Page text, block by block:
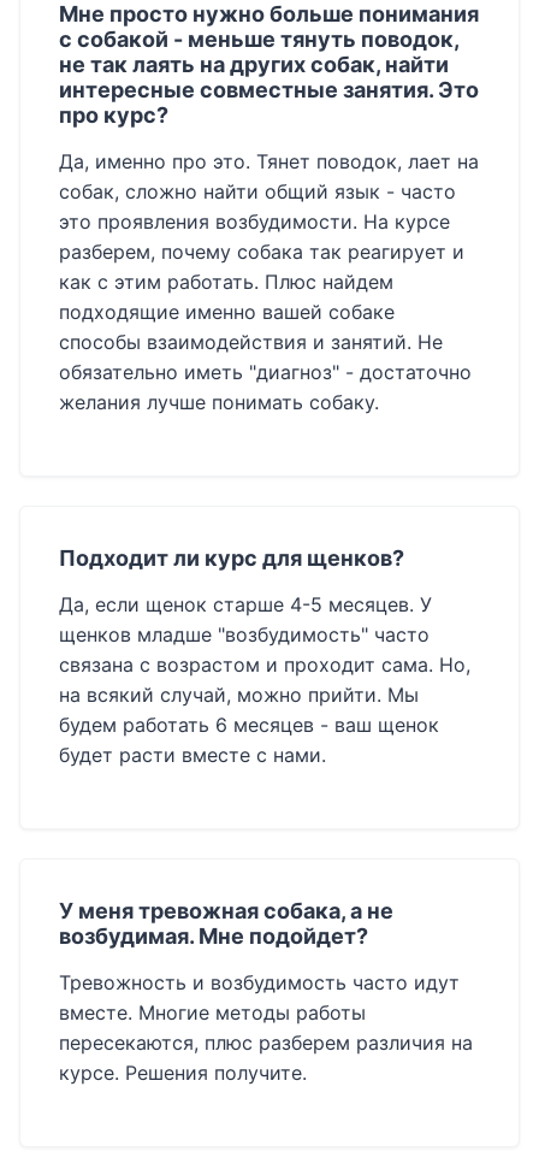
Мне просто нужно больше понимания
с собакой - меньше тянуть поводок,
не так лаять на других собак, найти
интересные совместные занятия. Это
про курс?
Да, именно про это. Тянет поводок, лает на
собак, сложно найти общий язык - часто
это проявления возбудимости. На курсе
разберем, почему собака так реагирует и
как с этим работать. Плюс найдем
подходящие именно вашей собаке
способы взаимодействия и занятий. Не
обязательно иметь "диагноз" - достаточно
желания лучше понимать собаку.
Подходит ли курс для щенков?
Да, если щенок старше 4-5 месяцев. У
щенков младше "возбудимость" часто
связана с возрастом и проходит сама. Но,
на всякий случай, можно прийти. Мы
будем работать 6 месяцев - ваш щенок
будет расти вместе с нами.
У меня тревожная собака, а не
возбудимая. Мне подойдет?
Тревожность и возбудимость часто идут
вместе. Многие методы работы
пересекаются, плюс разберем различия на
курсе. Решения получите.